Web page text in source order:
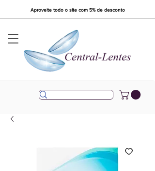
Aproveite todo o site com 5% de desconto